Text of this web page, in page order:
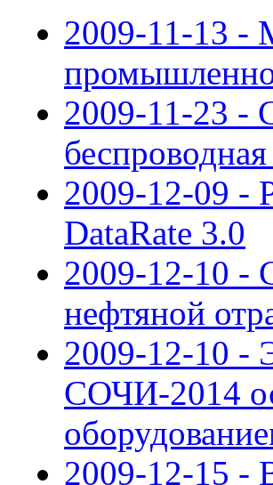
2009-11-13 -
2009-11-23 -
2009-12-09 -
DataRate 3.0
2009-12-10 -
нефтяной
2009-12-10 -
СОЧИ-2014
2009-12-15 -